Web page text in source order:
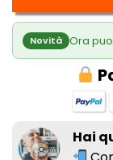
Novità Ora
Hai